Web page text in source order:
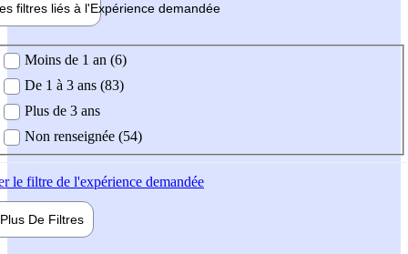
filtres liés à l'Expérience demandée
demandée
Moins de 1 an (6)
De 1 à 3 ans (83)
Plus de 3 ans
Non renseignée (54)
le filtre de l'expérience demandée
Plus De Filtres